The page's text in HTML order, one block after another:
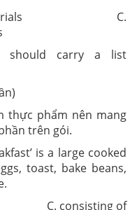
C.
should carry a list
thực phẩm nên mang
phần trên gói.
is a large cooked
toast, bake beans,
C. consisting of